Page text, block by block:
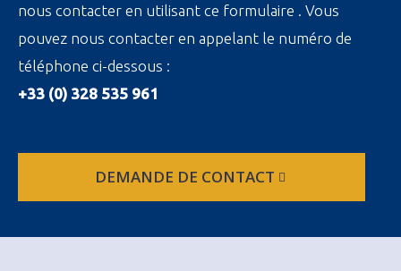
nous contacter en utilisant ce formulaire . Vous
pouvez nous contacter en appelant le numéro de
téléphone ci-dessous :
+33 (0) 328 535 961
DEMANDE DE CONTACT